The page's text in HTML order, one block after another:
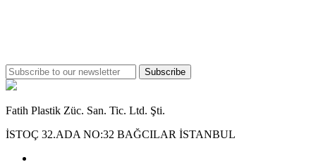
Subscribe
Fatih Plastik Züc. San. Tic. Ltd. Şti.
İSTOÇ 32.ADA NO:32 BAĞCILAR İSTANBUL